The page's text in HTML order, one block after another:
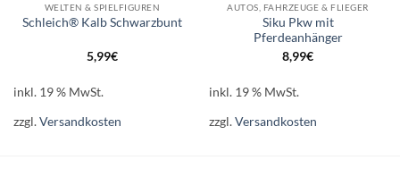
WELTEN & SPIELFIGUREN
Schleich® Kalb Schwarzbunt
5,99€
inkl. 19 % MwSt.
zzgl.Versandkosten
AUTOS, FAHRZEUGE & FLIEGER
Siku Pkw mit
Pferdeanhänger
8,99€
inkl. 19 % MwSt.
zzgl.Versandkosten